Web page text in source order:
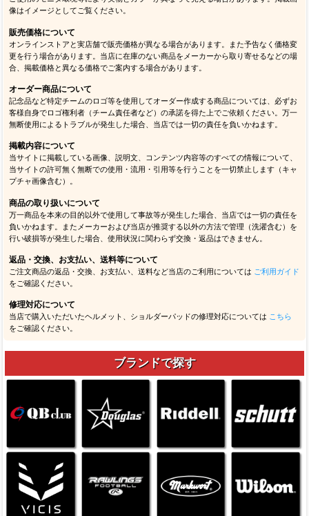
像はイメージとしてご覧ください。
販売価格について
オンラインストアと実店舗で販売価格が異なる場合があります。また予告なく価格変
更を行う場合があります。当店に在庫のない商品をメーカーから取り寄せるなどの場
合、掲載価格と異なる価格でご案内する場合があります。
オーダー商品について
記念品など特定チームのロゴ等を使用してオーダー作成する商品については、必ずお
客様自身でロゴ権利者（チーム責任者など）の承諾を得た上でご依頼ください。万一
無断使用によるトラブルが発生した場合、当店では一切の責任を負いかねます。
掲載内容について
当サイトに掲載している画像、説明文、コンテンツ内容等のすべての情報について、
当サイトの許可無く無断での使用・流用・引用等を行うことを一切禁止します（キャ
プチャ画像含む）。
商品の取り扱いについて
万一商品を本来の目的以外で使用して事故等が発生した場合、当店では一切の責任を
負いかねます。またメーカーおよび当店が推奨する以外の方法で管理（洗濯含む）を
行い破損等が発生した場合、使用状況に関わらず交換・返品はできません。
返品・交換、お支払い、送料等について
ご注文商品の返品・交換、お支払い、送料など当店のご利用については ご利用ガイド
をご確認ください。
修理対応について
当店で購入いただいたヘルメット、ショルダーパッドの修理対応については こちら
をご確認ください。
ブランドで探す